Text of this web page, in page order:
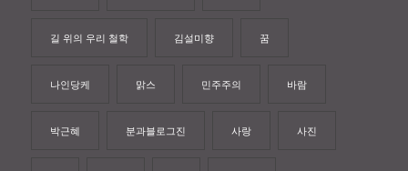
길 위의 우리 철학 김설미향 꿈
나인당케 맑스 민주주의 바람
박근혜 분과블로그진 사랑 사진